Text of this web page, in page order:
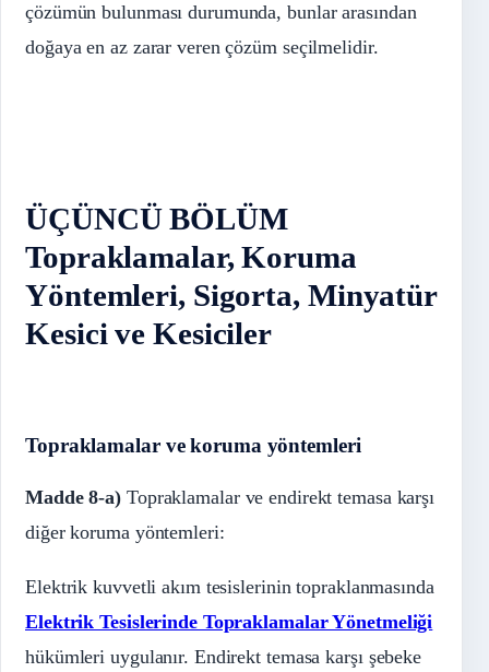
çözümün bulunması durumunda, bunlar arasından
doğaya en az zarar veren çözüm seçilmelidir.
ÜÇÜNCÜ BÖLÜM
Topraklamalar, Koruma
Yöntemleri, Sigorta, Minyatür
Kesici ve Kesiciler
Topraklamalar ve koruma yöntemleri
Madde 8-a) Topraklamalar ve endirekt temasa karşı
diğer koruma yöntemleri:
Elektrik kuvvetli akım tesislerinin topraklanmasında
Elektrik Tesislerinde Topraklamalar Yönetmeliği
hükümleri uygulanır. Endirekt temasa karşı şebeke